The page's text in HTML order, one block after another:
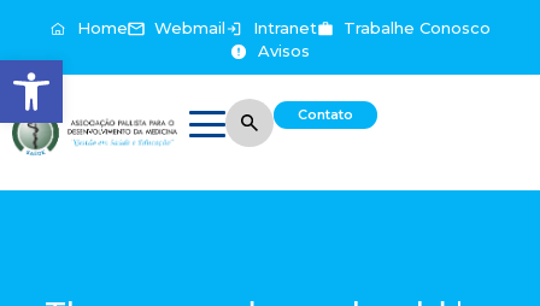
Abrir a barra de ferramentas
Home Webmail Intranet
Trabalhe Conosco
Avisos
Contato